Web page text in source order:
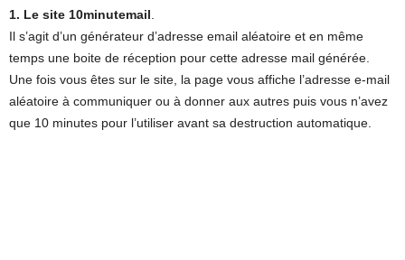
1. Le site 10minutemail
Il s’agit d’un générateur d’adresse email aléatoire et en même
temps une boite de réception pour cette adresse mail générée.
Une fois vous êtes sur le site, la page vous affiche l’adresse e-mail
aléatoire à communiquer ou à donner aux autres puis vous n’avez
que 10 minutes pour l’utiliser avant sa destruction automatique.